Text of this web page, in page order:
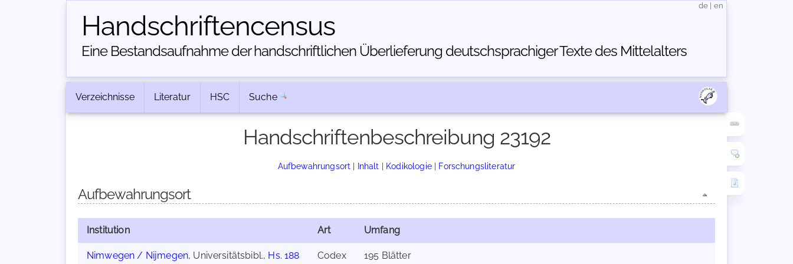
Handschriften­census
Eine Bestandsaufnahme der handschriftlichen Über­lieferung deutschsprachiger Texte des Mittelalters
de en
Verzeichnisse Literatur HSC Suche
Handschriftenbeschreibung 23192
Aufbewahrungsort | Inhalt | Kodikologie| Forschungsliteratur
Aufbewahrungsort
Institution Art Umfang
Nimwegen / Nijmegen, Universitätsbibl., Hs. 188 Codex 195 Blätter